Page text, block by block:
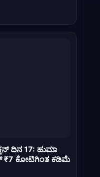
ದಿನ 17: ಹುಮಾ
₹7 ಕೋಟಿಗಿಂತ ಕಡಿಮೆ